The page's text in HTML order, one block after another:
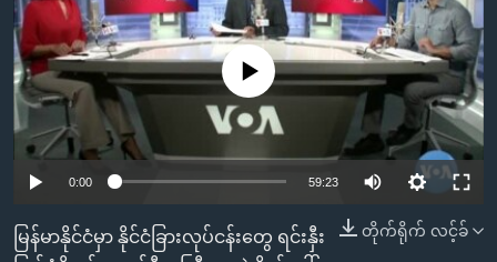
ရန်
ပင်မ
အ
ညွန်း
စာမျက်နှာ
ကြည့်
မကြေးမုံရဲ့ အင်္ဂလိပ်စာ
ရုပ်ရှင်ထဲက အင်္ဂလိပ်စာ
သုတပဒေသာ အင်္ဂလိပ်စာ
ရေဒီယို
တီဗွီ
ရေဒီယိုနှင့်ရုပ်သံ အချက်အလက်များ
ရေဒီယို/တီဗွီအစီအစဉ်
Learning English
ဗွီအိုအေ လူမှုကွန်ယက်များ
No media source currently available
0:00 59:23
တိုက်ရိုက် လင့်ခ်
မြန်မာနိုင်ငံမှာ နိုင်ငံခြားလုပ်ငန်းတွေ ရင်းနှီး